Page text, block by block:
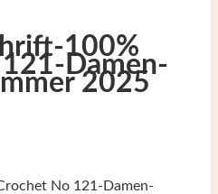
100%
Damen-
2025
No 121-Damen-